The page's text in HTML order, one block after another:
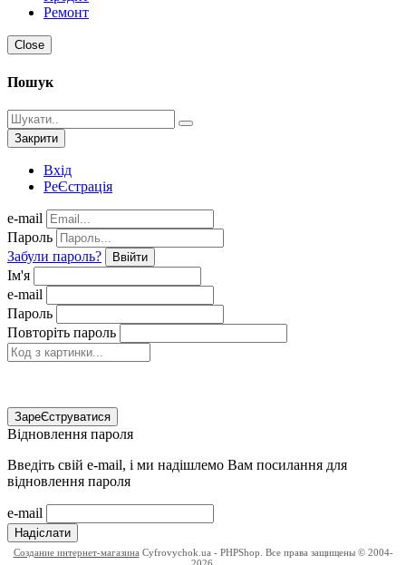
Ремонт
Close
Пошук
Закрити
Вхід
РеЄстрація
e-mail
Пароль
Забули пароль?
Ввійти
Ім'я
e-mail
Пароль
Повторіть пароль
ЗареЄструватися
Відновлення пароля
Введіть свій e-mail, і ми надішлемо Вам посилання для
відновлення пароля
e-mail
Надіслати
Создание интернет-магазина Cyfrovychok.ua - PHPShop. Все права защищены © 2004-